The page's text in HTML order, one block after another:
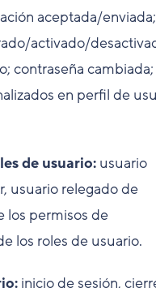
aceptada/enviada;
activado/
contraseña cambiada;
en perfil de
de usuario: usuario
usuario relegado de
los permisos de
los roles de usuario.
inicio de sesión,